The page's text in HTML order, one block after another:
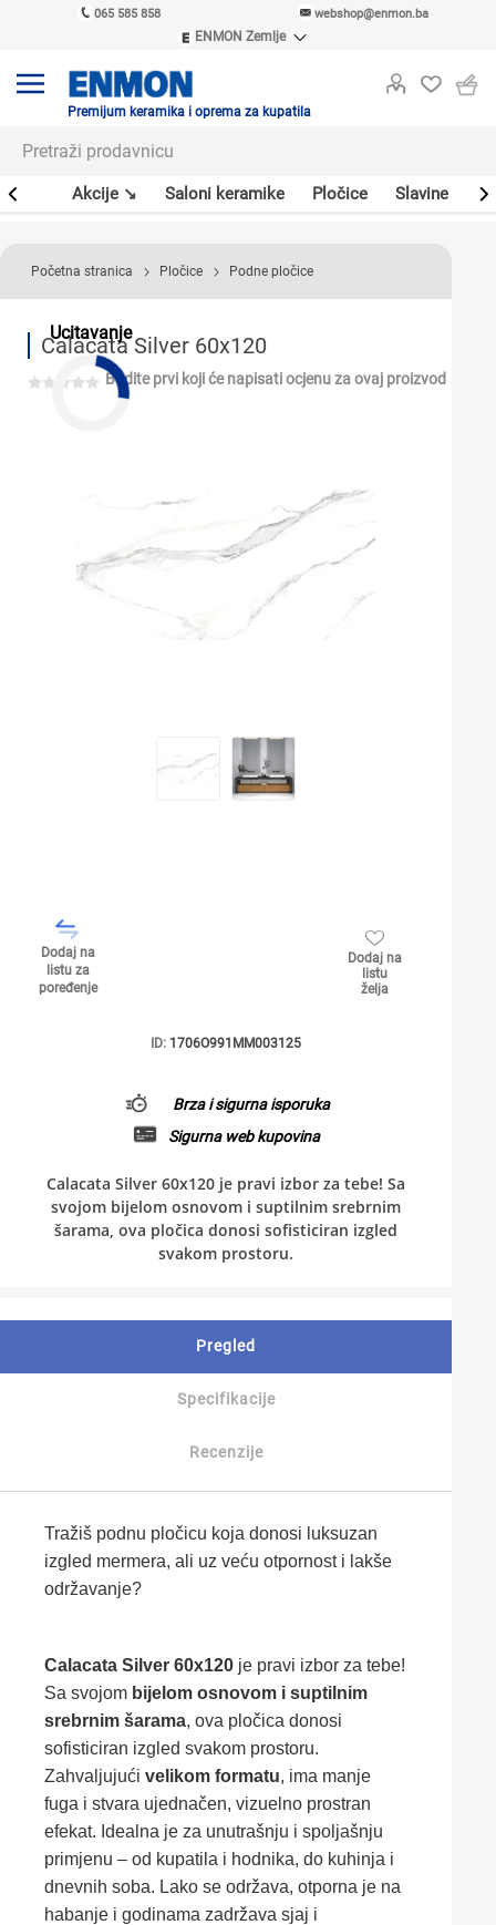
065 585 858 webshop@enmon.ba
ENMON Zemlje
ENMON MKD
Premijum keramika i oprema za kupatila
Akcije ↘ Saloni keramike Pločice Slavine
Ucitavanje
Početna stranica Pločice Podne pločice
Calacata Silver 60x120
Budite prvi koji će napisati ocjenu za ovaj proizvod
Dodaj na
listu za
poređenje
Dodaj na
listu
želja
ID: 1706O991MM003125
Brza i sigurna isporuka
Sigurna web kupovina
Calacata Silver 60x120 je pravi izbor za tebe! Sa
svojom bijelom osnovom i suptilnim srebrnim
šarama, ova pločica donosi sofisticiran izgled
svakom prostoru.
Pregled
Specifikacije
Recenzije
Tražiš podnu pločicu koja donosi luksuzan
izgled mermera, ali uz veću otpornost i lakše
održavanje?
Calacata Silver 60x120 je pravi izbor za tebe!
Sa svojom bijelom osnovom i suptilnim
srebrnim šarama, ova pločica donosi
sofisticiran izgled svakom prostoru.
Zahvaljujući velikom formatu, ima manje
fuga i stvara ujednačen, vizuelno prostran
efekat. Idealna je za unutrašnju i spoljašnju
primjenu – od kupatila i hodnika, do kuhinja i
dnevnih soba. Lako se održava, otporna je na
habanje i godinama zadržava sjaj i